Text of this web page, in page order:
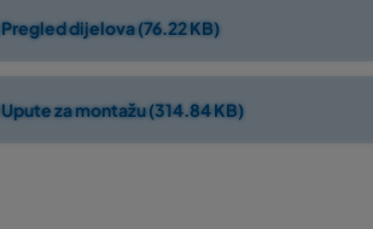
Pregled dijelova (76.22 KB)
Upute za montažu (314.84 KB)